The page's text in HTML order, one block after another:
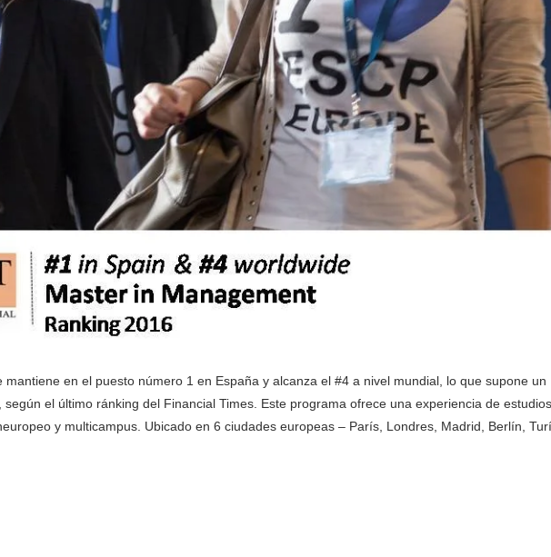
en el puesto número 1 en España y alcanza el #4 a nivel mundial, lo que supone un
el último ránking del Financial Times. Este programa ofrece una experiencia de estudios
y multicampus. Ubicado en 6 ciudades europeas – París, Londres, Madrid, Berlín,